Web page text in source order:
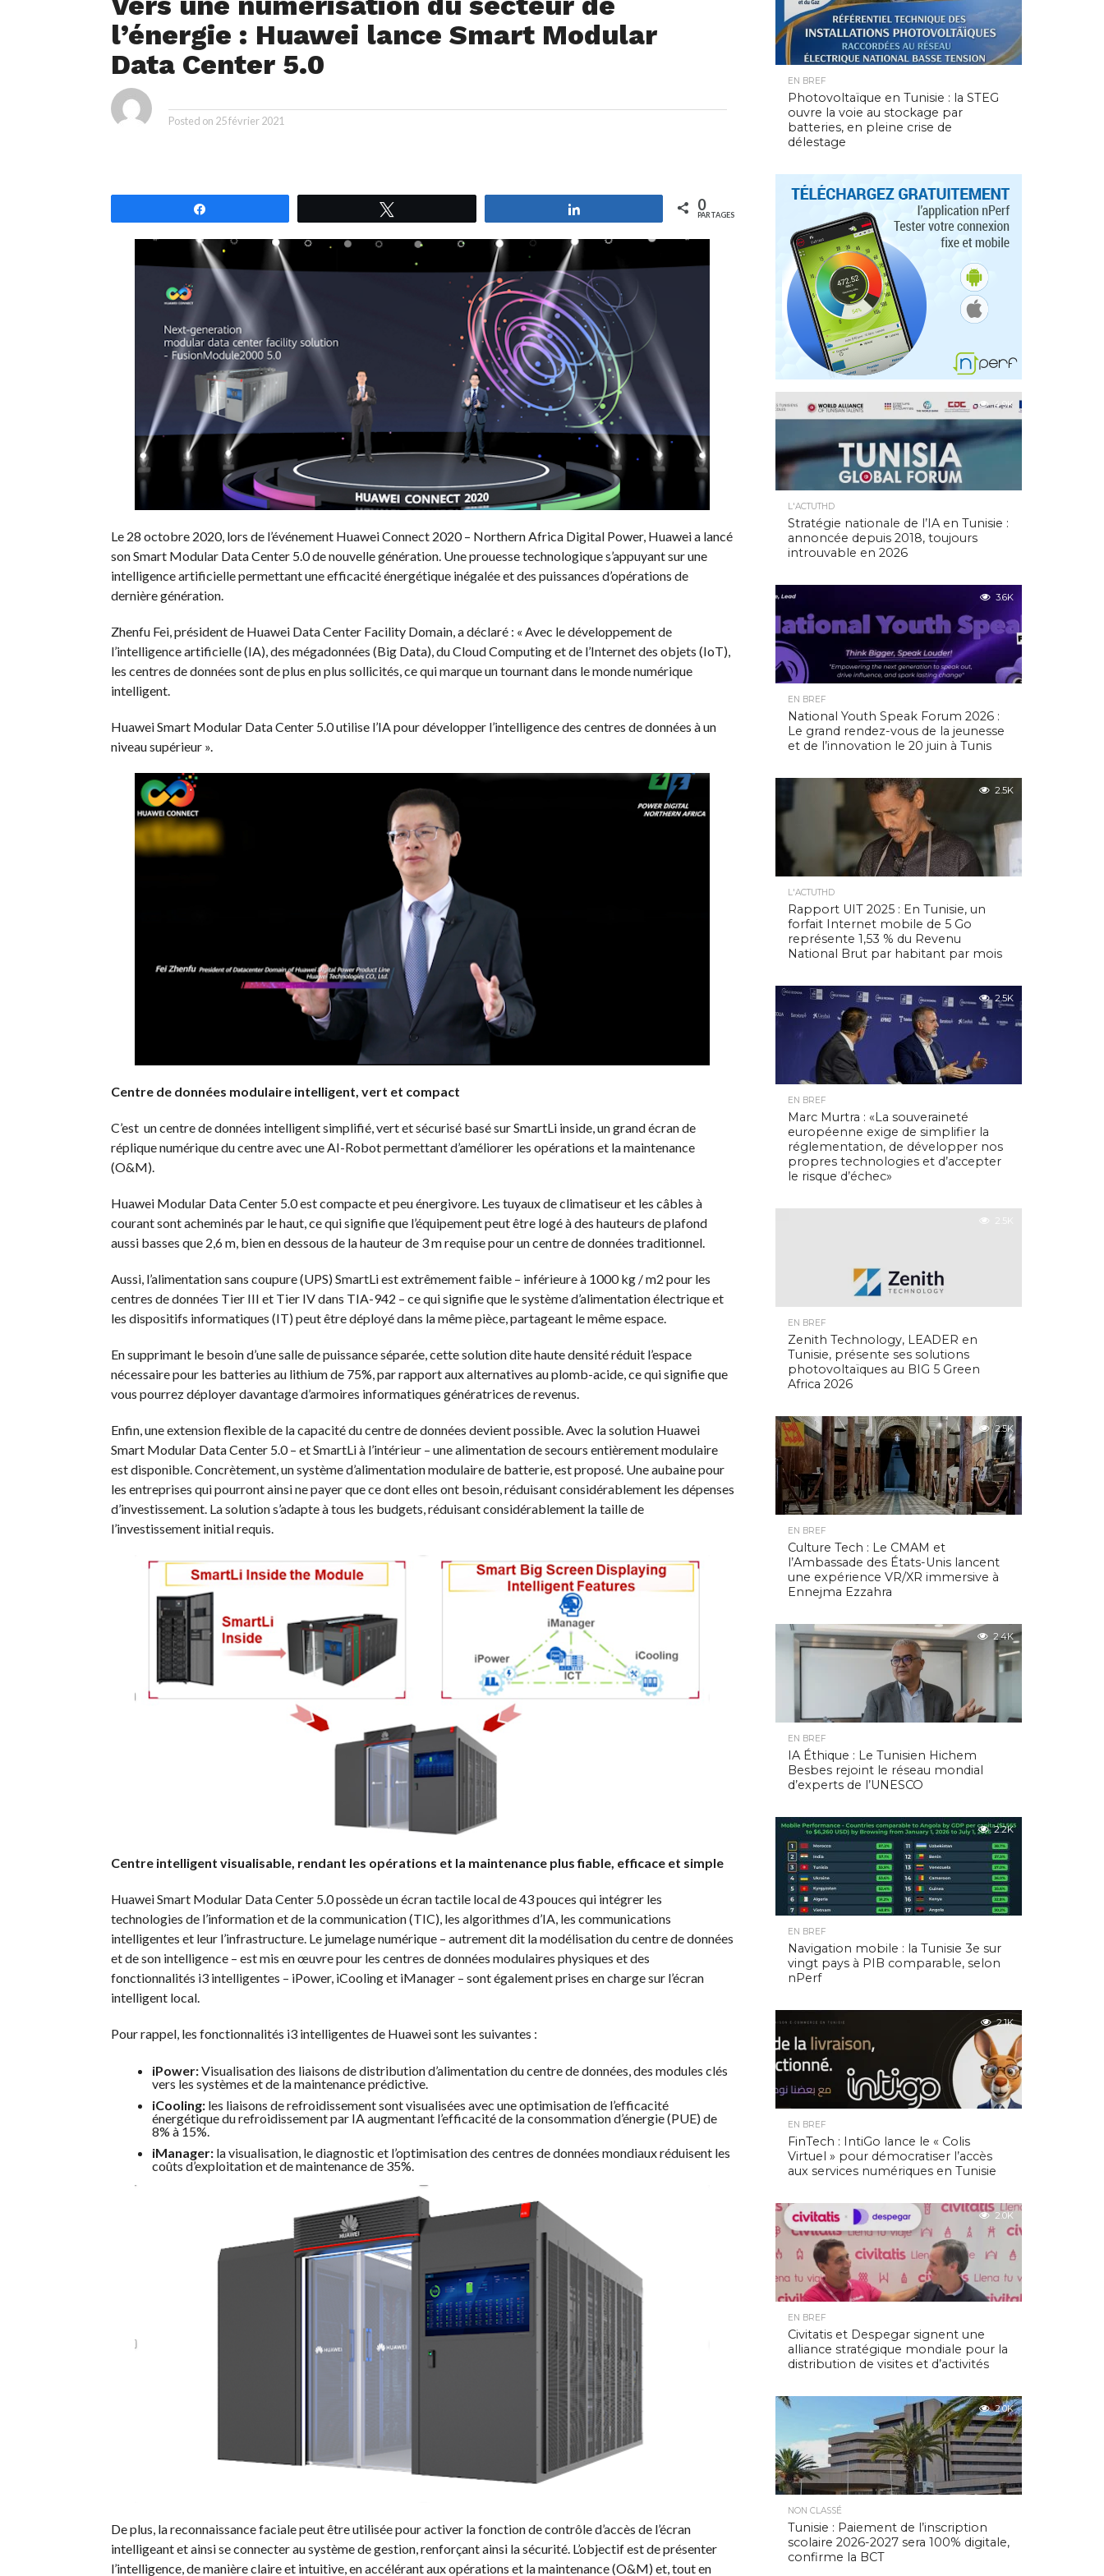
l’énergie : Huawei lance Smart Modular
Data Center 5.0
Posted on 25 février 2021
0
PARTAGES
Le 28 octobre 2020, lors de l’événement Huawei Connect 2020 – Northern Africa Digital Power, Huawei a lancé
son Smart Modular Data Center 5.0 de nouvelle génération. Une prouesse technologique s’appuyant sur une
intelligence artificielle permettant une efficacité énergétique inégalée et des puissances d’opérations de
dernière génération.
Zhenfu Fei, président de Huawei Data Center Facility Domain, a déclaré : « Avec le développement de
l’intelligence artificielle (IA), des mégadonnées (Big Data), du Cloud Computing et de l’Internet des objets (IoT),
les centres de données sont de plus en plus sollicités, ce qui marque un tournant dans le monde numérique
intelligent.
Huawei Smart Modular Data Center 5.0 utilise l’IA pour développer l’intelligence des centres de données à un
niveau supérieur ».
Centre de données modulaire intelligent, vert et compact
C’est un centre de données intelligent simplifié, vert et sécurisé basé sur SmartLi inside, un grand écran de
réplique numérique du centre avec une AI-Robot permettant d’améliorer les opérations et la maintenance
(O&M).
Huawei Modular Data Center 5.0 est compacte et peu énergivore. Les tuyaux de climatiseur et les câbles à
courant sont acheminés par le haut, ce qui signifie que l’équipement peut être logé à des hauteurs de plafond
aussi basses que 2,6 m, bien en dessous de la hauteur de 3 m requise pour un centre de données traditionnel.
Aussi, l’alimentation sans coupure (UPS) SmartLi est extrêmement faible – inférieure à 1000 kg / m2 pour les
centres de données Tier III et Tier IV dans TIA-942 – ce qui signifie que le système d’alimentation électrique et
les dispositifs informatiques (IT) peut être déployé dans la même pièce, partageant le même espace.
En supprimant le besoin d’une salle de puissance séparée, cette solution dite haute densité réduit l’espace
nécessaire pour les batteries au lithium de 75%, par rapport aux alternatives au plomb-acide, ce qui signifie que
vous pourrez déployer davantage d’armoires informatiques génératrices de revenus.
Enfin, une extension flexible de la capacité du centre de données devient possible. Avec la solution Huawei
Smart Modular Data Center 5.0 – et SmartLi à l’intérieur – une alimentation de secours entièrement modulaire
est disponible. Concrètement, un système d’alimentation modulaire de batterie, est proposé. Une aubaine pour
les entreprises qui pourront ainsi ne payer que ce dont elles ont besoin, réduisant considérablement les dépenses
d’investissement. La solution s’adapte à tous les budgets, réduisant considérablement la taille de
l’investissement initial requis.
Centre intelligent visualisable, rendant les opérations et la maintenance plus fiable, efficace et simple
Huawei Smart Modular Data Center 5.0 possède un écran tactile local de 43 pouces qui intégrer les
technologies de l’information et de la communication (TIC), les algorithmes d’IA, les communications
intelligentes et leur l’infrastructure. Le jumelage numérique – autrement dit la modélisation du centre de données
et de son intelligence – est mis en œuvre pour les centres de données modulaires physiques et des
fonctionnalités i3 intelligentes – iPower, iCooling et iManager – sont également prises en charge sur l’écran
intelligent local.
Pour rappel, les fonctionnalités i3 intelligentes de Huawei sont les suivantes :
iPower:Visualisation des liaisons de distribution d’alimentation du centre de données, des modules clés
vers les systèmes et de la maintenance prédictive.
iCooling:les liaisons de refroidissement sont visualisées avec une optimisation de l’efficacité
énergétique du refroidissement par IA augmentant l’efficacité de la consommation d’énergie (PUE) de
8% à 15%.
iManager:la visualisation, le diagnostic et l’optimisation des centres de données mondiaux réduisent les
coûts d’exploitation et de maintenance de 35%.
De plus, la reconnaissance faciale peut être utilisée pour activer la fonction de contrôle d’accès de l’écran
intelligeant et ainsi se connecter au système de gestion, renforçant ainsi la sécurité. L’objectif est de présenter
l’intelligence, de manière claire et intuitive, en accélérant aux opérations et la maintenance (O&M) et, tout en
EN BREF
Photovoltaïque en Tunisie : la STEG
ouvre la voie au stockage par
batteries, en pleine crise de
délestage
4.9K
L'ACTUTHD
Stratégie nationale de l’IA en Tunisie :
annoncée depuis 2018, toujours
introuvable en 2026
3.6K
EN BREF
National Youth Speak Forum 2026 :
Le grand rendez-vous de la jeunesse
et de l’innovation le 20 juin à Tunis
2.5K
L'ACTUTHD
Rapport UIT 2025 : En Tunisie, un
forfait Internet mobile de 5 Go
représente 1,53 % du Revenu
National Brut par habitant par mois
2.5K
EN BREF
Marc Murtra : «La souveraineté
européenne exige de simplifier la
réglementation, de développer nos
propres technologies et d’accepter
le risque d’échec»
2.5K
EN BREF
Zenith Technology, LEADER en
Tunisie, présente ses solutions
photovoltaïques au BIG 5 Green
Africa 2026
2.5K
EN BREF
Culture Tech : Le CMAM et
l’Ambassade des États-Unis lancent
une expérience VR/XR immersive à
Ennejma Ezzahra
2.4K
EN BREF
IA Éthique : Le Tunisien Hichem
Besbes rejoint le réseau mondial
d’experts de l’UNESCO
2.2K
EN BREF
Navigation mobile : la Tunisie 3e sur
vingt pays à PIB comparable, selon
nPerf
2.1K
EN BREF
FinTech : IntiGo lance le « Colis
Virtuel » pour démocratiser l’accès
aux services numériques en Tunisie
2.0K
EN BREF
Civitatis et Despegar signent une
alliance stratégique mondiale pour la
distribution de visites et d’activités
2.0K
NON CLASSÉ
Tunisie : Paiement de l’inscription
scolaire 2026-2027 sera 100% digitale,
confirme la BCT